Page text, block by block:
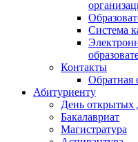
Система
Контакты
Обратная
Абитуриенту
День открытых
Бакалавриат
Магистратура